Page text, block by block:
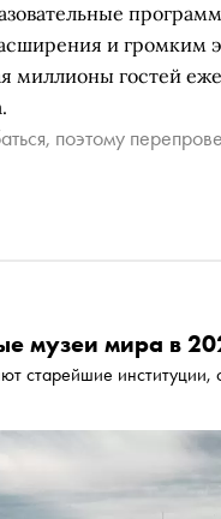
и громким
миллионы гостей
поэтому
музеи мира в
старейшие